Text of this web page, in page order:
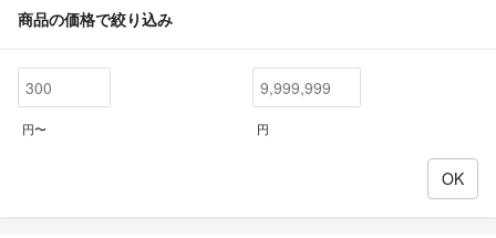
商品の価格で絞り込み
円〜 円